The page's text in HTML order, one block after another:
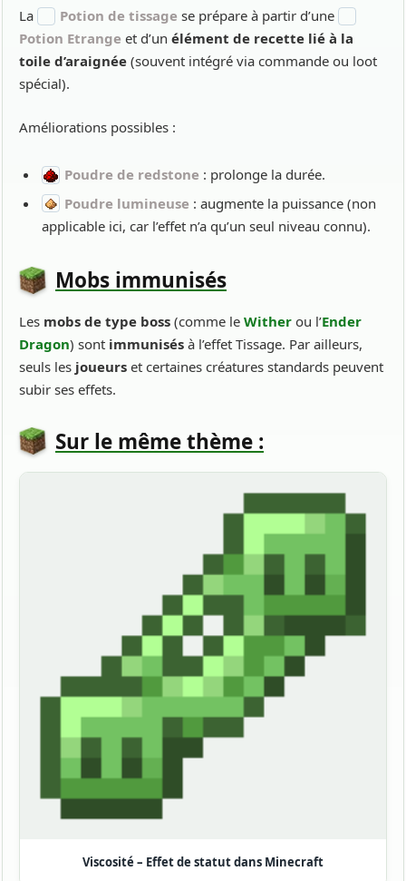
La Potion de tissage se prépare à partir d’une
Potion Etrange et d’un élément de recette lié à la
toile d’araignée (souvent intégré via commande ou loot
spécial).
Améliorations possibles :
Poudre de redstone : prolonge la durée.
Poudre lumineuse : augmente la puissance (non
applicable ici, car l’effet n’a qu’un seul niveau connu).
Mobs immunisés
Les mobs de type boss (comme le Wither ou l’Ender
Dragon) sont immunisés à l’effet Tissage. Par ailleurs,
seuls les joueurs et certaines créatures standards peuvent
subir ses effets.
Sur le même thème :
Viscosité – Effet de statut dans Minecraft